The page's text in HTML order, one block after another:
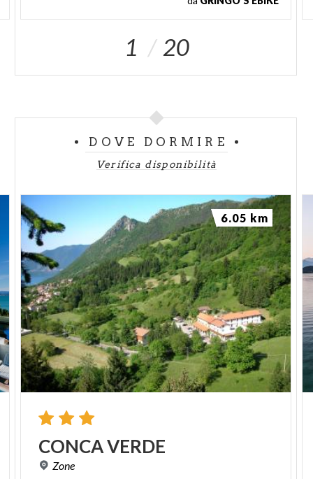
1 20
DOVE DORMIRE
Verifica disponibilità
CONCAVERDE
Zone
6.05 km